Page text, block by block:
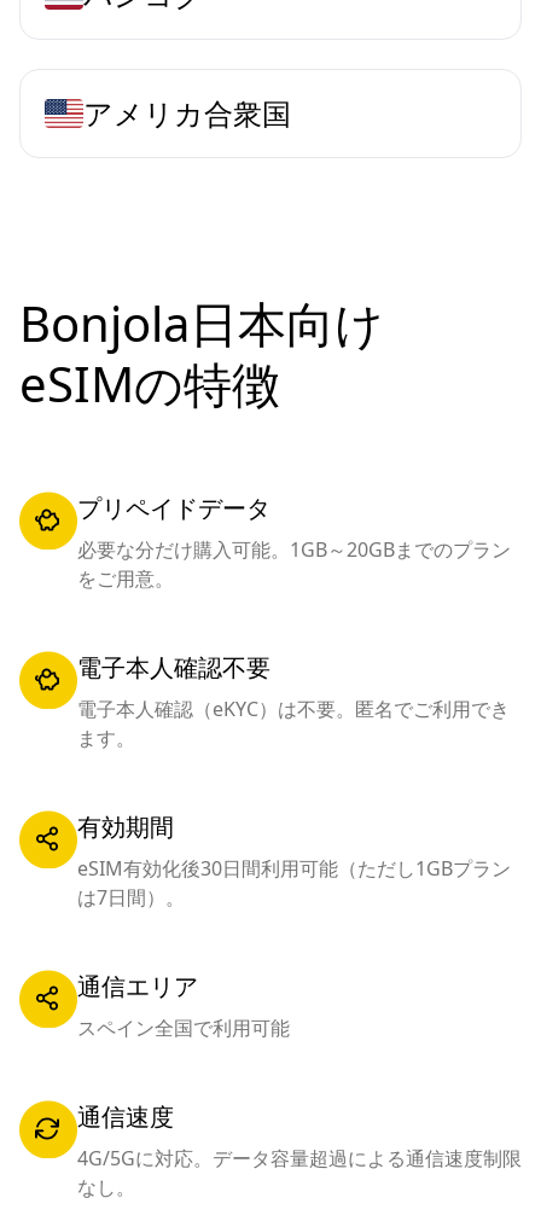
アメリカ合衆国
Bonjola日本向け
eSIMの特徴
プリペイドデータ
必要な分だけ購入可能。1GB～20GBまでのプラン
をご用意。
電子本人確認不要
電子本人確認（eKYC）は不要。匿名でご利用でき
ます。
有効期間
eSIM有効化後30日間利用可能（ただし1GBプラン
は7日間）。
通信エリア
スペイン全国で利用可能
通信速度
4G/5Gに対応。データ容量超過による通信速度制限
なし。